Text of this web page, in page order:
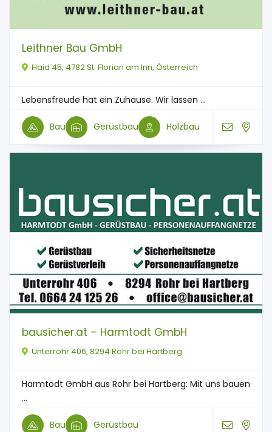
Leithner Bau GmbH
Haid 45, 4782 St. Florian am Inn, Österreich
Lebensfreude hat ein Zuhause. Wir lassen ...
Bau Gerüstbau Holzbau
bausicher.at – Harmtodt GmbH
Unterrohr 406, 8294 Rohr bei Hartberg
Harmtodt GmbH aus Rohr bei Hartberg: Mit uns bauen
...
Bau Gerüstbau